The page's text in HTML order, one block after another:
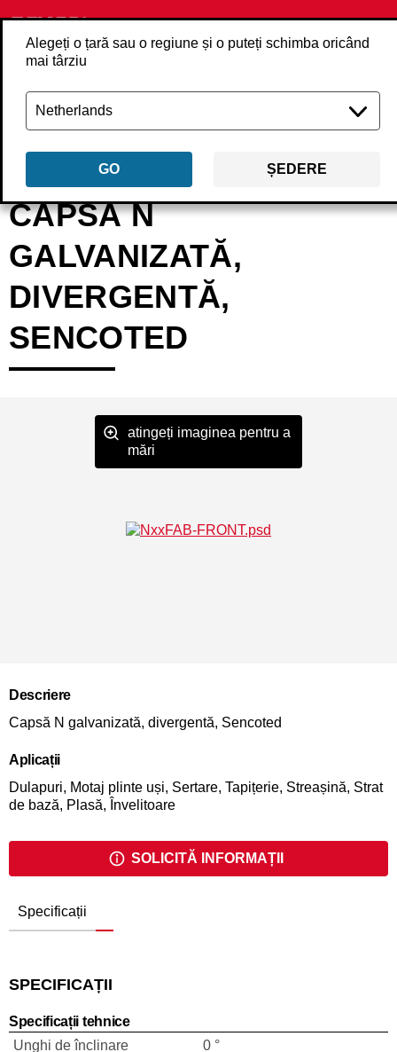
Alegeți o țară sau o regiune și o puteți schimba oricând
mai târziu
GO ȘEDERE
Înapoi Produse Elemente de fixare
CAPSĂ N
GALVANIZATĂ,
DIVERGENTĂ,
SENCOTED
atingeți imaginea pentru a
mări
Descriere
Capsă N galvanizată, divergentă, Sencoted
Aplicații
Dulapuri, Motaj plinte uși, Sertare, Tapițerie, Streașină, Strat
de bază, Plasă, Învelitoare
SOLICITĂ INFORMAȚII
Specificații
SPECIFICAȚII
Specificații tehnice
Unghi de înclinare
0 °